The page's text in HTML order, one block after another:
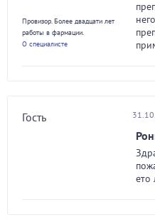
Провизор. Более двадцати лет
работы в фармации.
О специалисте
Гость
ето